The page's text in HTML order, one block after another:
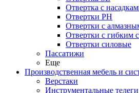
Отвертка с
Отвертки PH
Отвертки с
Отвертки с гибким
Отвертки силовые
Пассатижи
Еще
Производственная мебель и
Верстаки
Инструментальные телеги